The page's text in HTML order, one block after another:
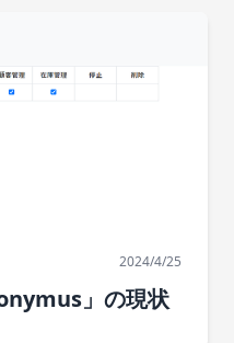
2024/4/25
」の現状